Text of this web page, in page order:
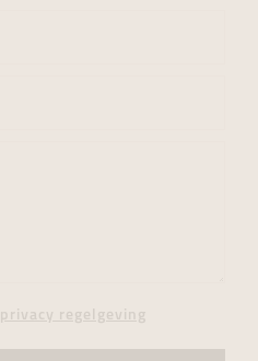
privacy regelgeving